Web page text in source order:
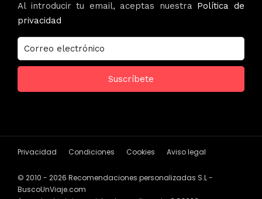
Al introducir tu email, aceptas nuestra Política de
privacidad
Privacidad Condiciones Cookies Aviso legal
© 2010 - 2026 Recomendaciones personalizadas S.L -
BuscoUnViaje.com